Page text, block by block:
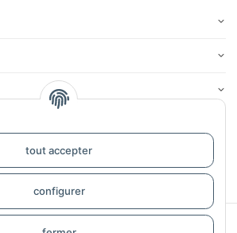
tout accepter
configurer
#global.withdrawalForm#
Sichere Zahlung mit: